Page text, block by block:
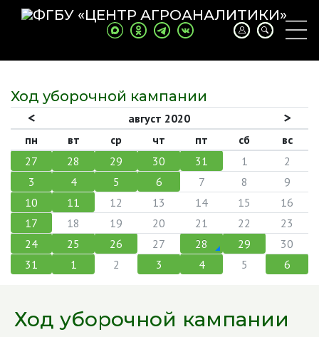
Ход уборочной кампании
август 2020
пн
вт ср чт пт сб
вс
27
28 29 30 31 1
2
3
4 5 6 7 8
9
10
11 12 13 14 15
16
17
18 19 20 21 22
23
24
25 26 27 28 29
30
31
1 2 3 4 5 6
Ход уборочной кампании